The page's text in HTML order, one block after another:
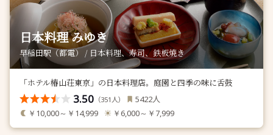
日本料理 みゆき
早稲田駅（都電） / 日本料理、寿司、鉄板焼き
「ホテル椿山荘東京」の日本料理店。庭園と四季の味に舌鼓
3.50 （351 人） 5422人
￥10,000～￥14,999 ￥6,000～￥7,999